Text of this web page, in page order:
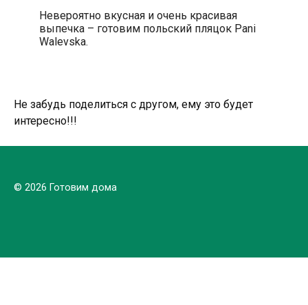
Невероятно вкусная и очень красивая
выпечка – готовим польский пляцок Pani
Walevska.
Не забудь поделиться с другом, ему это будет
интересно!!!
© 2026 Готовим дома